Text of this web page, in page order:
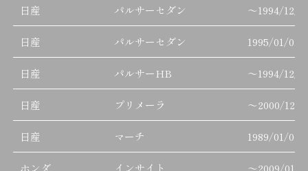
日産 パルサーセダン ～1994/12/
日産 パルサーセダン 1995/01/01
日産 パルサーHB ～1994/12/
日産 プリメーラ ～2000/12/
日産 マーチ 1989/01/01
ホンダ インサイト ～2009/01/